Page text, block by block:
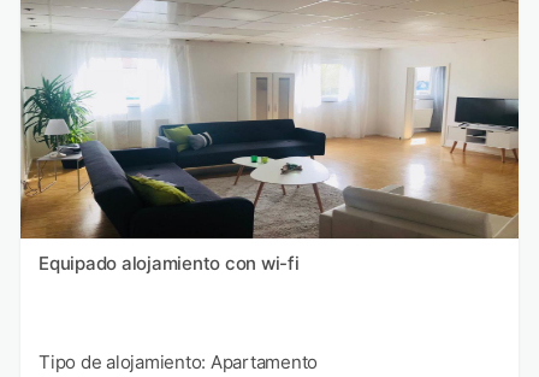
Equipado alojamiento con wi-fi
Tipo de alojamiento: Apartamento